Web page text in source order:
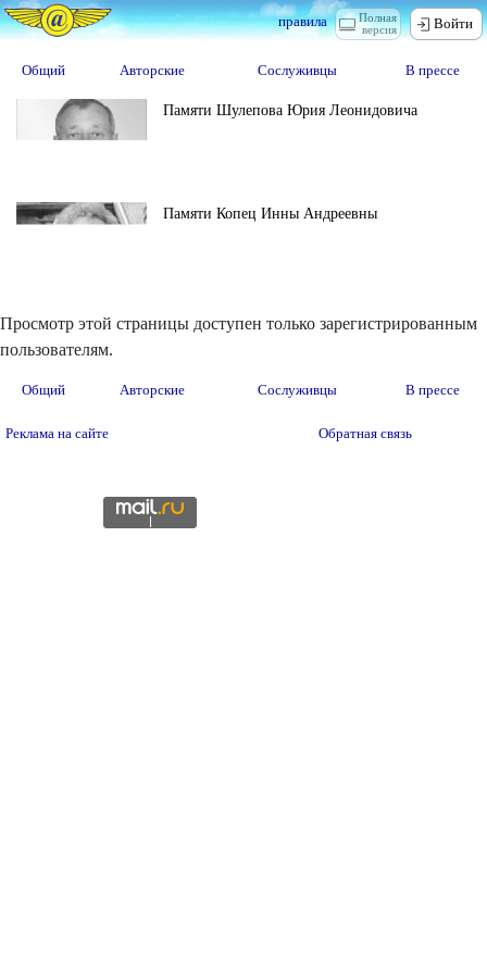
Полная
версия
правила Войти
Общий Авторские Сослуживцы В прессе
Памяти Шулепова Юрия Леонидовича
Памяти Копец Инны Андреевны
Просмотр этой страницы доступен только зарегистрированным
пользователям.
Общий Авторские Сослуживцы В прессе
Реклама на сайте Обратная связь